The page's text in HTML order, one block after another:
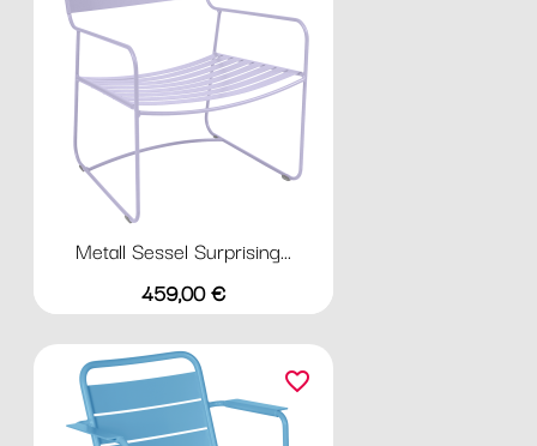
Metall Sessel Surprising...
Preis
459,00 €
favorite_border